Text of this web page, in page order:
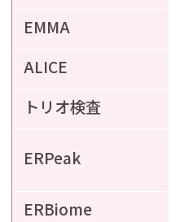
EMMA
ALICE
トリオ検査
ERPeak
ERBiome